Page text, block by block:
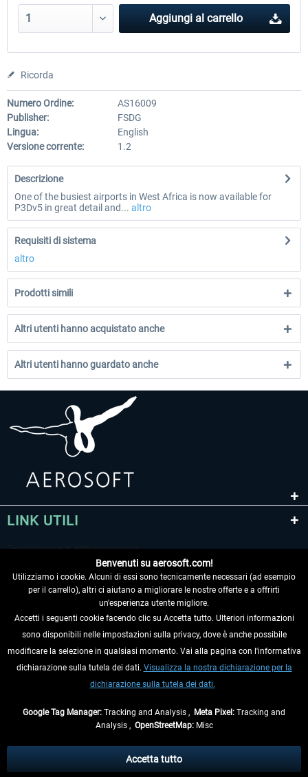
Aggiungi al carrello
Ricorda
Numero Ordine:
AS16009
Publisher:
FSDG
Lingua:
English
Versione corrente:
1.2
Descrizione
One of the busiest airports in West Africa is now available for
P3Dv5 in great detail and... altro
Requisiti di sistema
altro
Prodotti simili
Altri utenti hanno acquistato anche
Altri utenti hanno guardato anche
LINK UTILI
RECEDERE DAL CONTRATTO
INFORMAZIONI
eventualmente le spese di spedizione, se non diversamente descritto.
** Riguarda le spedizioni al di fuori della Germania, i tempi di consegna per le
Benvenuti su aerosoft.com!
Utilizziamo i cookie. Alcuni di essi sono tecnicamente necessari (ad esempio
per il carrello), altri ci aiutano a migliorare le nostre offerte e a offrirti
un'esperienza utente migliore.
Accetti i seguenti cookie facendo clic su Accetta tutto. Ulteriori informazioni
sono disponibili nelle impostazioni sulla privacy, dove è anche possibile
modificare la selezione in qualsiasi momento. Vai alla pagina con l'informativa
dichiarazione sulla tutela dei dati. Visualizza la nostra dichiarazione per la
dichiarazione sulla tutela dei dati.
Google Tag Manager: Tracking and Analysis , Meta Pixel: Tracking and
Analysis , OpenStreetMap:Misc
Accetta tutto